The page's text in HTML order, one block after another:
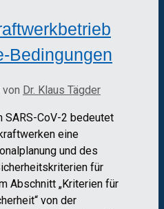
Bedingungen
von Dr. Klaus Tägder
SARS-CoV-2 bedeutet
eine
und des
für
Abschnitt „Kriterien für
von der